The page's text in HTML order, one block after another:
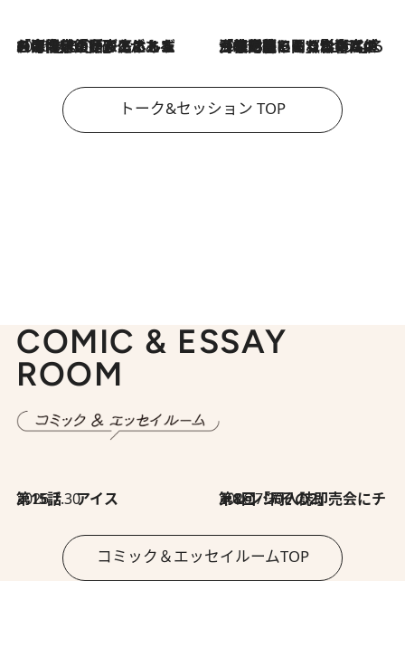
2026.8.3
「今後値上げがあるとすれば…」「リスクがあるのは今年の冬」エネルギー専門家が語る、ホルムズ海峡封鎖が家庭にもたらす“ある心配” 2026.8.3
「住宅建てられない…」「サーチャージ料の高値が続いている」ホルムズ海峡封鎖による影響はいつまで続く？《エネルギー専門家に聞く“どうなる日本の暮らし”》
トーク&セッション TOP
COMIC & ESSAY
ROOM
2026.7.30
第15話 アイス 2026.7.30
第8回「同人誌即売会にチャレンジ その2」
コミック＆エッセイルームTOP